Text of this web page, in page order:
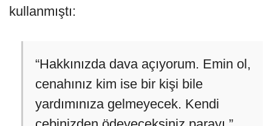
kullanmıştı:
“Hakkınızda dava açıyorum. Emin ol,
cenahınız kim ise bir kişi bile
yardımınıza gelmeyecek. Kendi